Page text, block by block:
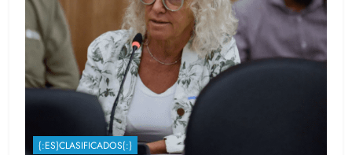
{:ES}CLASIFICADOS{:}